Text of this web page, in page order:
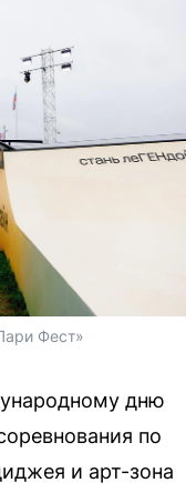
Фест»
дню
по
и арт-зона